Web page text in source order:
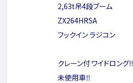
2,63t吊4段ブーム
ZX264HRSA
フックイン ラジコン
クレーン付 ワイドロング‼
未使用車‼